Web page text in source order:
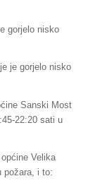
gorjelo nisko
je gorjelo nisko
Sanski Most
22:20 sati u
Velika
požara, i to: